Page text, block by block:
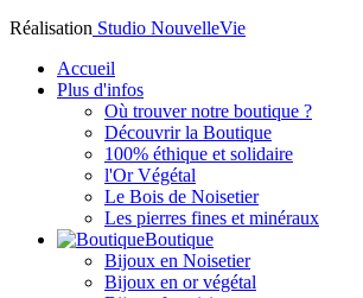
Réalisation Studio NouvelleVie
Accueil
Plus d'infos
Où trouver notre boutique ?
Découvrir la Boutique
100% éthique et solidaire
l'Or Végétal
Le Bois de Noisetier
Les pierres fines et minéraux
Boutique
Bijoux en Noisetier
Bijoux en or végétal